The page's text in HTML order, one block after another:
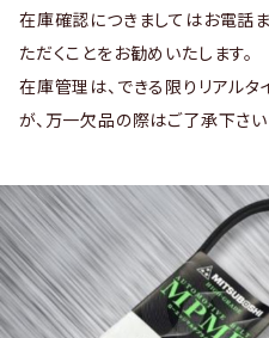
在庫確認につきましてはお電話
ただくことをお勧めいたします。
在庫管理は、できる限りリアル
が、万一欠品の際はご了承下さい